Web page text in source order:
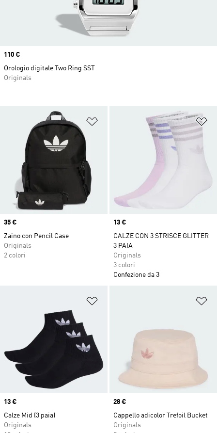
Aggiungi alla lista dei desideri
Price
35 €
Zaino con Pencil Case
Originals
2 colori
Price
13 €
CALZE CON 3 STRISCE GLITTER
3 PAIA
Originals
3 colori
Confezione da 3
Aggiungi alla lista dei desideri
Price
13 €
Calze Mid (3 paia)
Originals
Price
28 €
Cappello adicolor Trefoil Bucket
Originals
Price
110 €
Orologio digitale Two Ring SST
Originals